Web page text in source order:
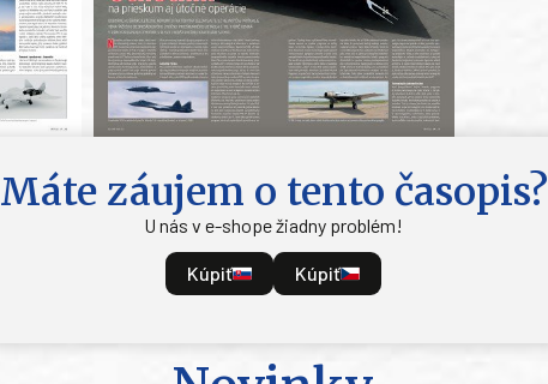
Máte záujem o tento časopis?
U nás v e-shope žiadny problém!
Kúpiť Kúpiť